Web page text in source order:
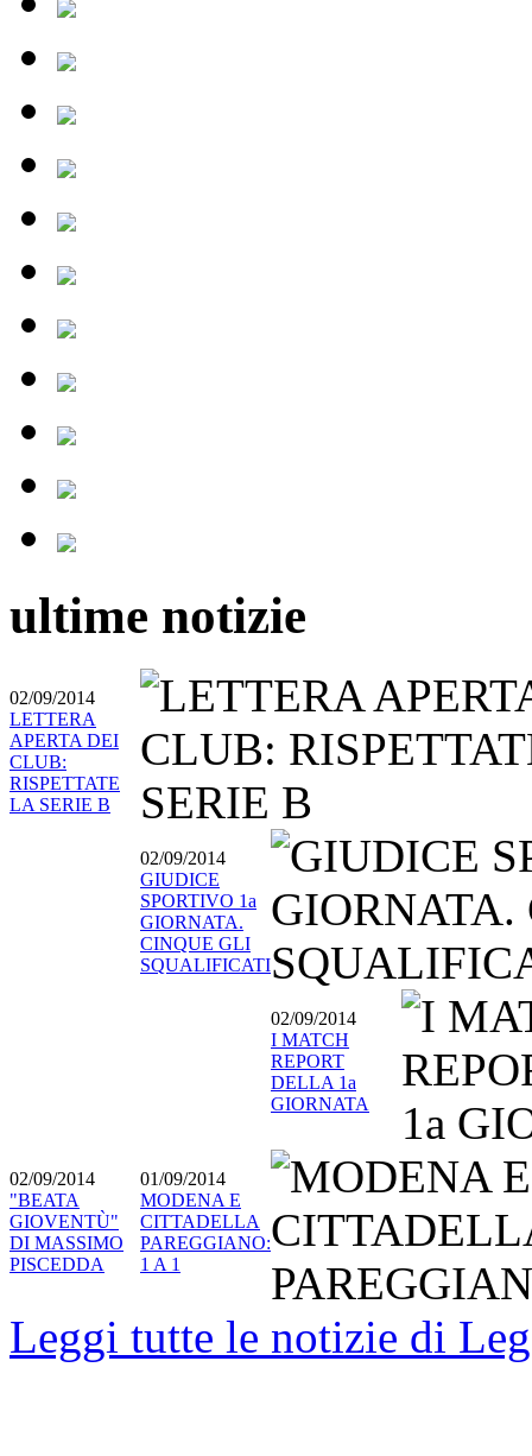
ultime notizie
02/09/2014
LETTERA
APERTA DEI
CLUB:
RISPETTATE
LA SERIE B
02/09/2014
GIUDICE
SPORTIVO 1a
GIORNATA.
CINQUE GLI
SQUALIFICATI
02/09/2014
I MATCH
REPORT
DELLA 1a
GIORNATA
02/09/2014
"BEATA
GIOVENTÙ"
DI MASSIMO
PISCEDDA
01/09/2014
MODENA E
CITTADELLA
PAREGGIANO:
1 A 1
Leggi tutte le notizie di